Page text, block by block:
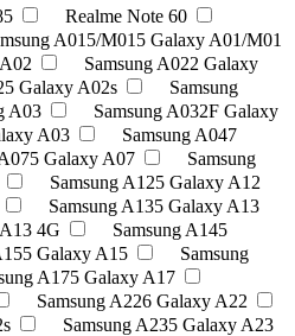
Realme Note 60
A015/M015 Galaxy A01/M01
Samsung A022 Galaxy
Galaxy A02s
Samsung
A03
Samsung A032F Galaxy
A03
Samsung A047
Galaxy A07
Samsung
Samsung A125 Galaxy A12
Samsung A135 Galaxy A13
4G
Samsung A145
Galaxy A15
Samsung
A175 Galaxy A17
Samsung A226 Galaxy A22
Samsung A235 Galaxy A23